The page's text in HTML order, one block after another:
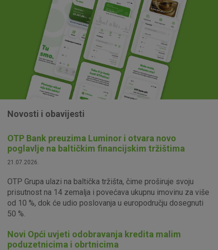
Novosti i obavijesti
OTP Bank preuzima Luminor i otvara novo
poglavlje na baltičkim financijskim tržištima
21.07.2026.
OTP Grupa ulazi na baltička tržišta, čime proširuje svoju
prisutnost na 14 zemalja i povećava ukupnu imovinu za više
od 10 %, dok će udio poslovanja u europodručju dosegnuti
50 %.
Novi Opći uvjeti odobravanja kredita malim
poduzetnicima i obrtnicima